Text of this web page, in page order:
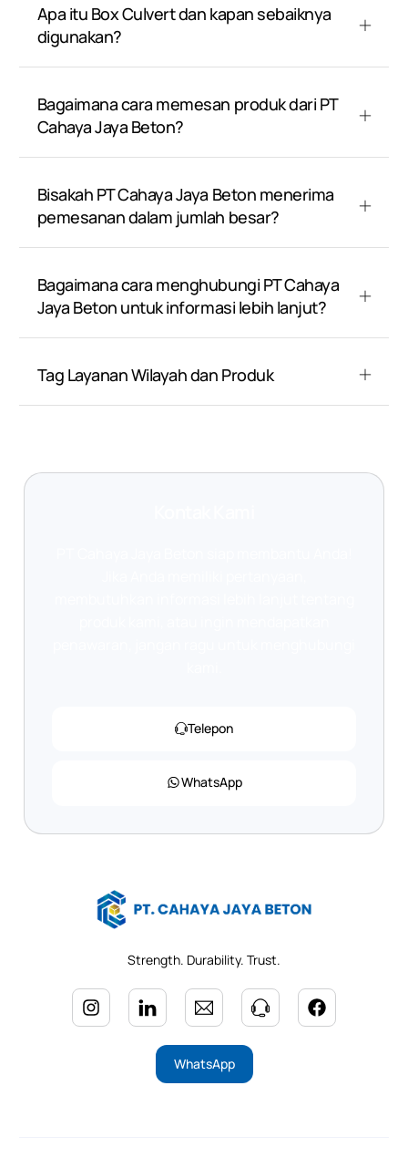
Apa itu Box Culvert dan kapan sebaiknya
digunakan?
Bagaimana cara memesan produk dari PT
Cahaya Jaya Beton?
Bisakah PT Cahaya Jaya Beton menerima
pemesanan dalam jumlah besar?
Bagaimana cara menghubungi PT Cahaya
Jaya Beton untuk informasi lebih lanjut?
Tag Layanan Wilayah dan Produk
Telepon
WhatsApp
Strength. Durability. Trust.
WhatsApp